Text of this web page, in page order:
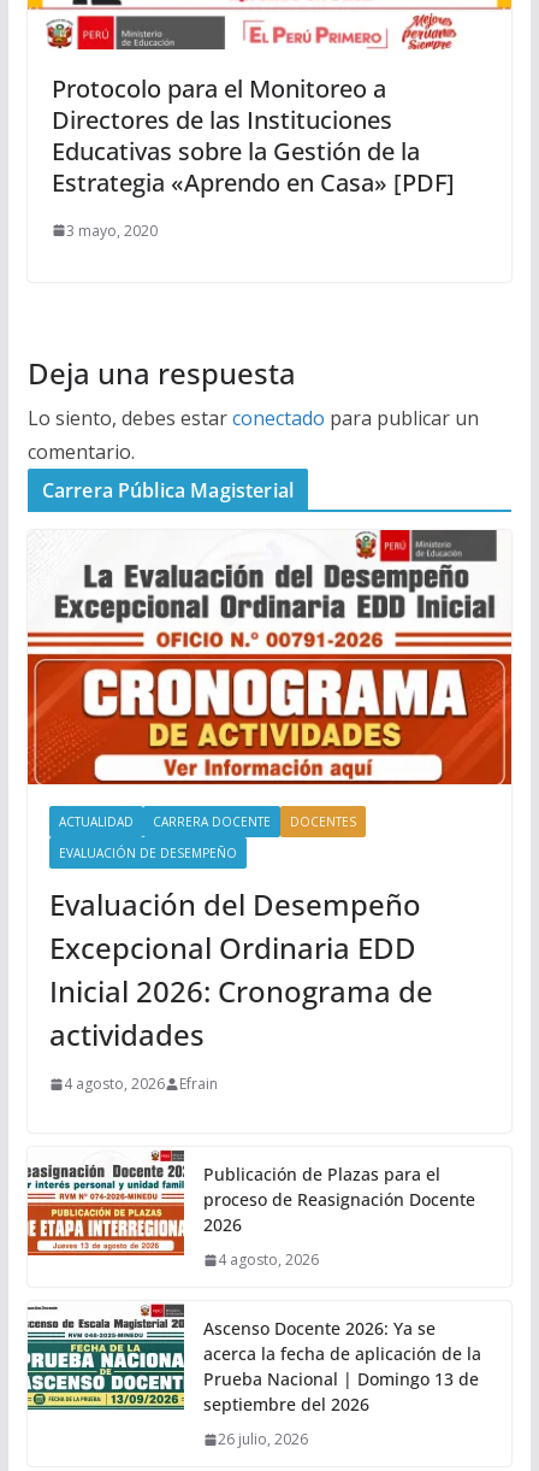
Protocolo para el Monitoreo a
Directores de las Instituciones
Educativas sobre la Gestión de la
Estrategia «Aprendo en Casa» [PDF]
3 mayo, 2020
Deja una respuesta
Lo siento, debes estarconectado para publicar un
comentario.
Carrera Pública Magisterial
ACTUALIDAD CARRERA DOCENTE
DOCENTES
EVALUACIÓN DE DESEMPEÑO
Evaluación del Desempeño
Excepcional Ordinaria EDD
Inicial 2026: Cronograma de
actividades
4 agosto, 2026 Efrain
Publicación de Plazas para el
proceso de Reasignación Docente
2026
4 agosto, 2026
Ascenso Docente 2026: Ya se
acerca la fecha de aplicación de la
Prueba Nacional | Domingo 13 de
septiembre del 2026
26 julio, 2026